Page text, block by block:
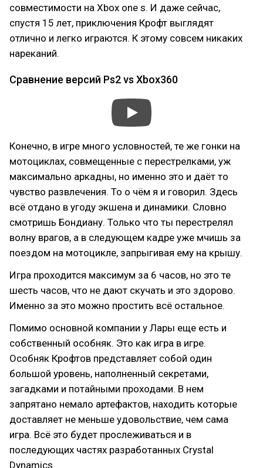
совместимости на Xbox one s. И даже сейчас,
спустя 15 лет, приключения Крофт выглядят
отлично и легко играются. К этому совсем никаких
нареканий.
Сравнение версий Ps2 vs Xbox360
Конечно, в игре много условностей, те же гонки на
мотоциклах, совмещенные с перестрелками, уж
максимально аркадны, но именно это и даёт то
чувство развлечения. То о чём я и говорил. Здесь
всё отдано в угоду экшена и динамики. Словно
смотришь Бондиану. Только что ты перестрелял
волну врагов, а в следующем кадре уже мчишь за
поездом на мотоцикле, запрыгивая ему на крышу.
Игра проходится максимум за 6 часов, но это те
шесть часов, что не дают скучать и это здорово.
Именно за это можно простить всё остальное.
Помимо основной компании у Лары еще есть и
собственный особняк. Это как игра в игре.
Особняк Крофтов представляет собой один
большой уровень, наполненный секретами,
загадками и потайными проходами. В нем
запрятано немало артефактов, находить которые
доставляет не меньше удовольствие, чем сама
игра. Всё это будет прослеживаться и в
последующих частях разработанных Crystal
Dynamics.